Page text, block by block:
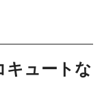
キュートな